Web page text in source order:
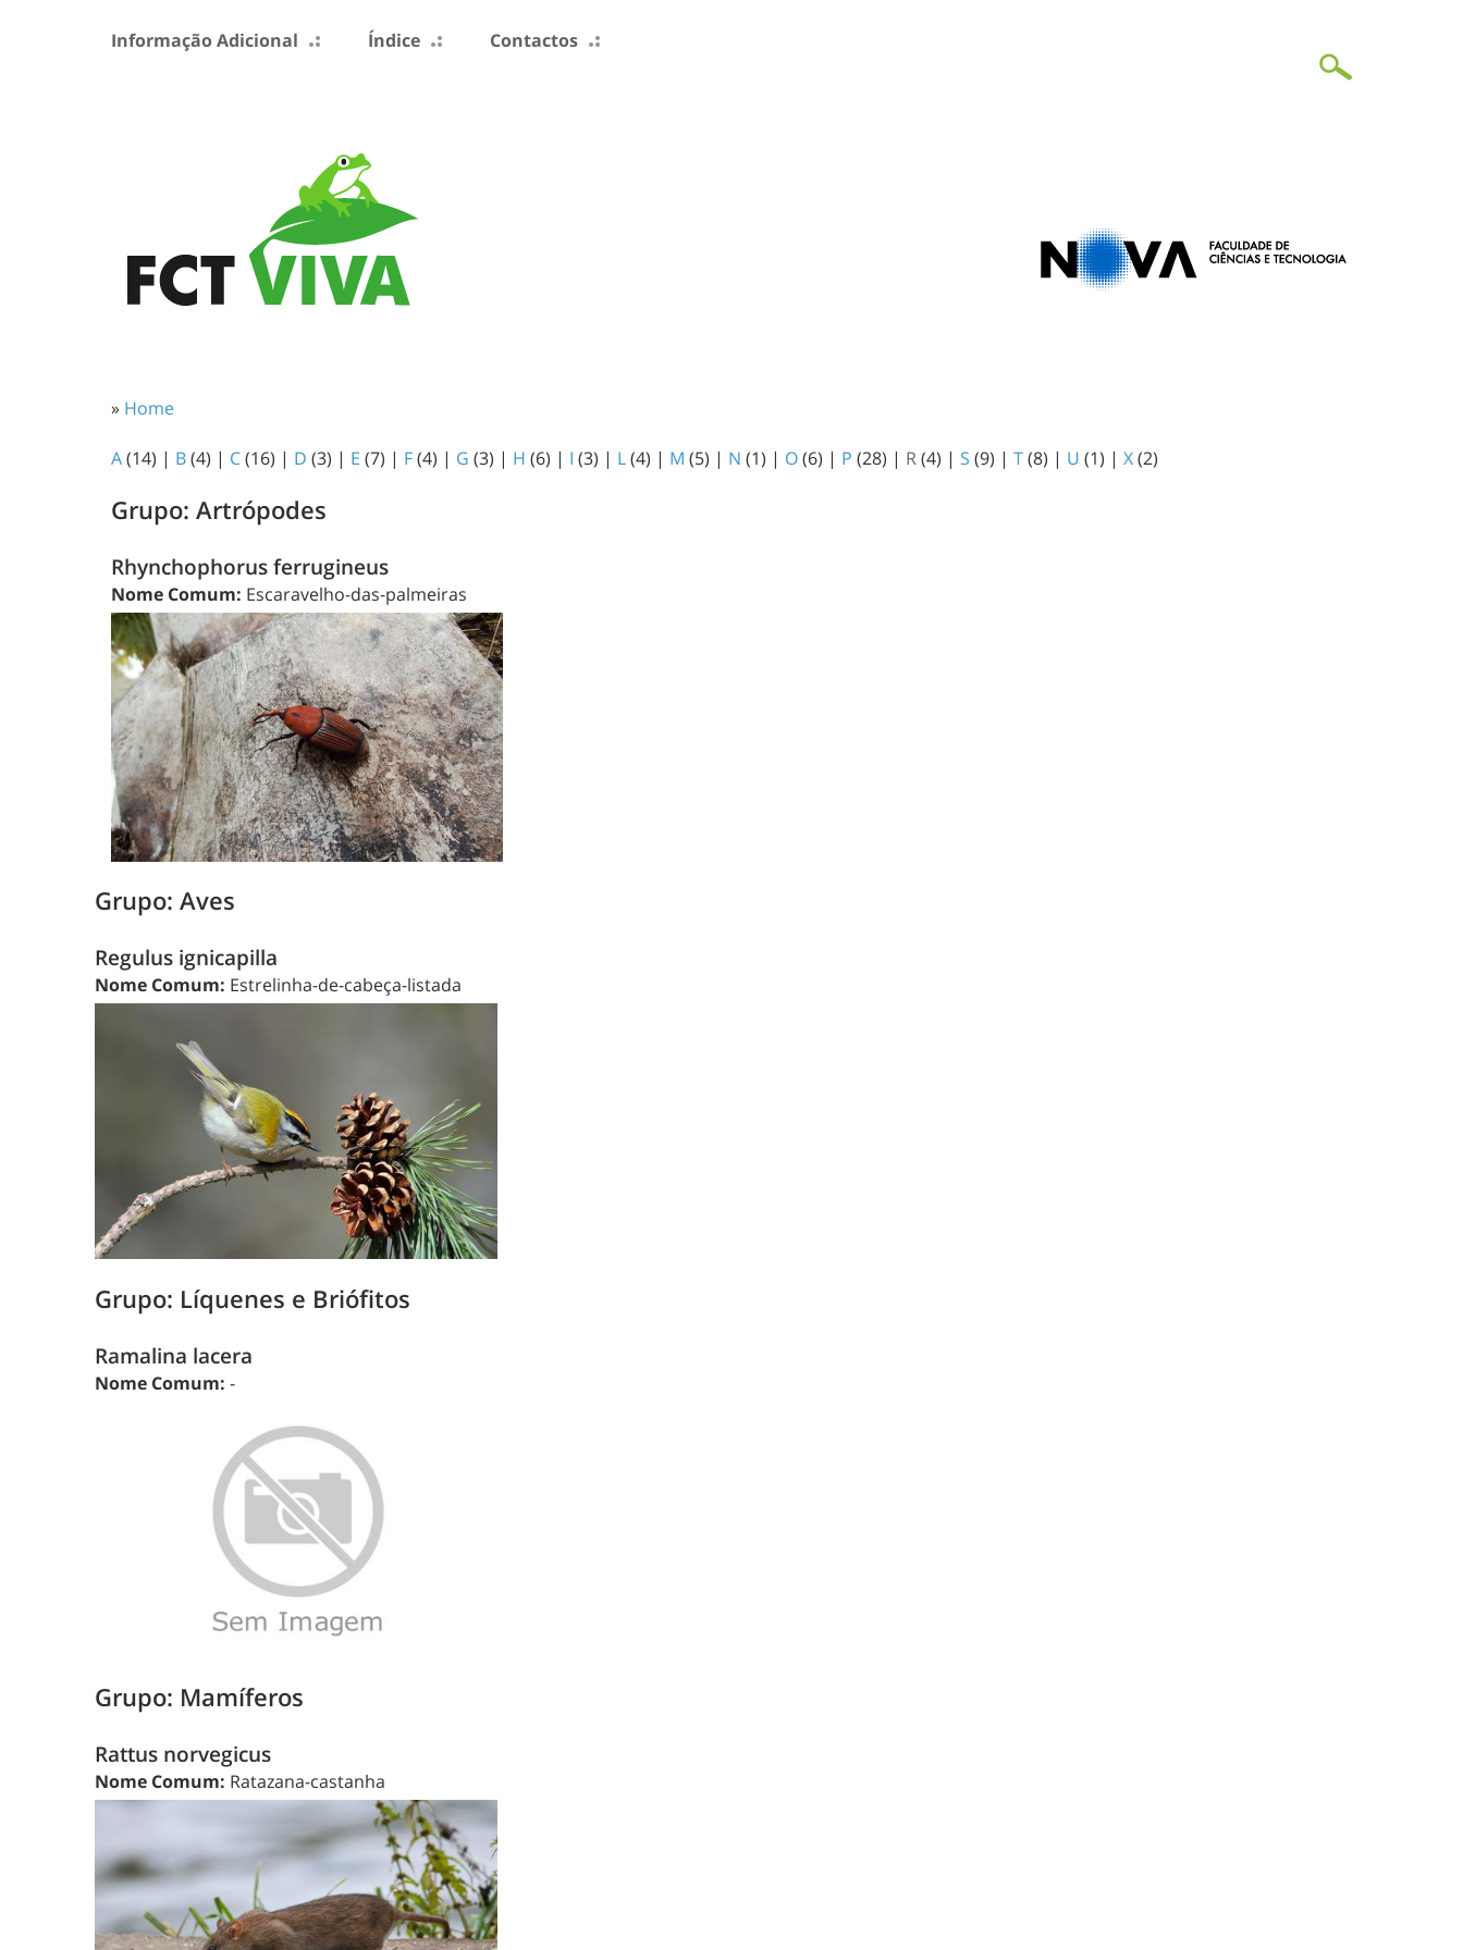
Informação Adicional Índice Contactos
» Home
A(14) | B(4) | C(16) | D (3) | E (7) | F(4) | G (3) | H (6) | I (3) | L(4) | M (5) | N (1) | O(6) | P (28) | R(4) | S (9) | T(8) | U (1) | X(2)
Grupo: Artrópodes
Rhynchophorus ferrugineus
Nome Comum: Escaravelho-das-palmeiras
Grupo: Aves
Regulus ignicapilla
Nome Comum: Estrelinha-de-cabeça-listada
Grupo: Líquenes e Briófitos
Ramalina lacera
Nome Comum: -
Grupo: Mamíferos
Rattus norvegicus
Nome Comum: Ratazana-castanha